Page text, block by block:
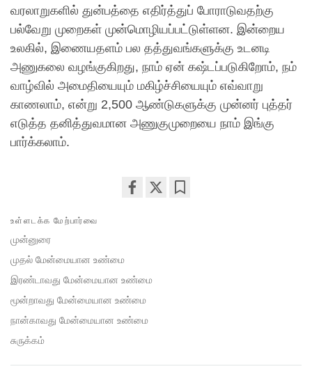
வரலாறுகளில் துன்பத்தை எதிர்த்துப் போராடுவதற்கு
பல்வேறு முறைகள் முன்மொழியப்பட்டுள்ளன. இன்றைய
உலகில், இணையதளம் பல தத்துவங்களுக்கு உடனடி
அணுகலை வழங்குகிறது, நாம் ஏன் கஷ்டப்படுகிறோம், நம்
வாழ்வில் அமைதியையும் மகிழ்ச்சியையும் எவ்வாறு
காணலாம், என்று 2,500 ஆண்டுகளுக்கு முன்னர் புத்தர்
எடுத்த தனித்துவமான அணுகுமுறையை நாம் இங்கு
பார்க்கலாம்.
உள்ளடக்க மேற்பார்வை
முன்னுரை
முதல் மேன்மையான உண்மை
இரண்டாவது மேன்மையான உண்மை
மூன்றாவது மேன்மையான உண்மை
நான்காவது மேன்மையான உண்மை
சுருக்கம்